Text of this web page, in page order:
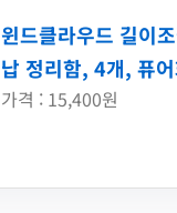
윈드클라우드 길이
납 정리함, 4개, 퓨
가격 : 15,400원